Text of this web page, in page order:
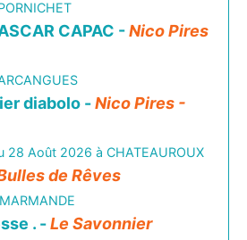
CAPAC -Nico Pires
diabolo -Nico Pires -
28 Août 2026 à CHATEAUROUX
de Rêves
. -Le Savonnier